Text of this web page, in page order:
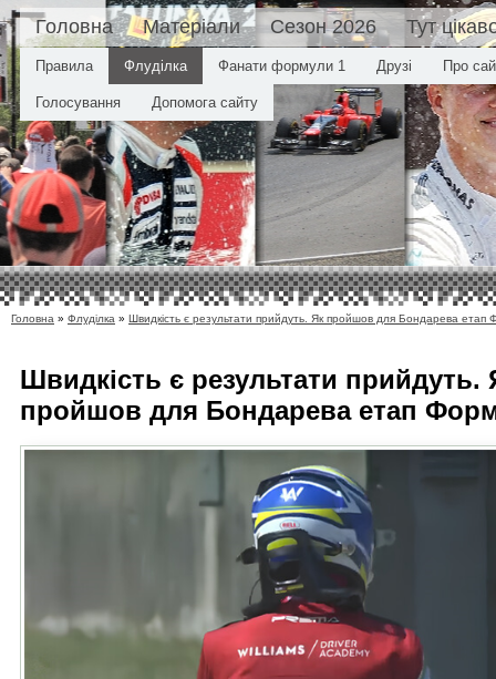
Головна Матеріали Сезон 2026 Тут
Правила Флуділка Фанати формули 1 Друзі Про
Голосування Допомога сайту
Головна » Флуділка » Швидкість є результати прийдуть. Як пройшов для Бондарева етап
Швидкість є результати прийдуть.
пройшов для Бондарева етап